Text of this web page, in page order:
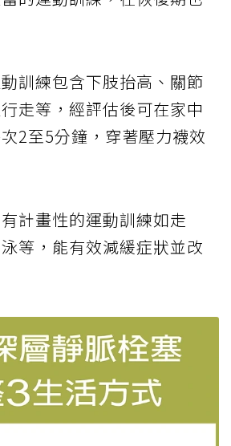
訓練包含下肢抬高、關節
走等，經評估後可在家中
2至5分鐘，穿著壓力襪效
計畫性的運動訓練如走
等，能有效減緩症狀並改